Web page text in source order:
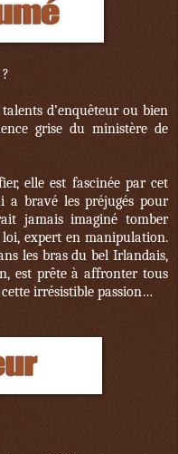
d’enquêteur ou bien
grise du ministère de
elle est fascinée par cet
a bravé les préjugés pour
jamais imaginé tomber
expert en manipulation.
les bras du bel Irlandais,
est prête à affronter tous
irrésistible passion…